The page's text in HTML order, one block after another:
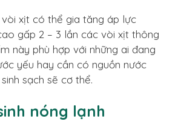
xịt có thể gia tăng áp lực
gấp 2 – 3 lần các vòi xịt thông
này phù hợp với những ai đang
yếu hay cần có nguồn nước
sạch sẽ cơ thể.
nóng lạnh